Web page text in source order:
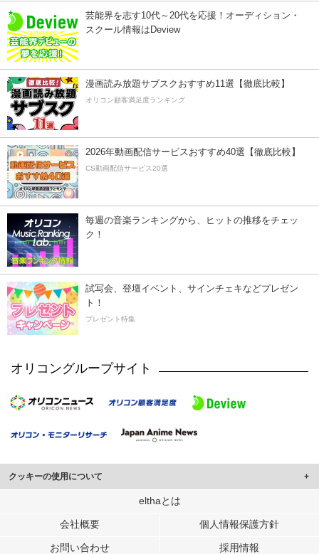
芸能界を志す10代～20代を応援！オーディション・
スクール情報はDeview
漫画読み放題サブスクおすすめ11選【徹底比較】
オリコン顧客満足度ランキング
2026年動画配信サービスおすすめ40選【徹底比較】
CS動画配信サービス20選
毎週の音楽ランキングから、ヒットの推移をチェッ
ク！
試写会、登壇イベント、サインチェキなどプレゼン
ト！
プレゼント特集
オリコングループサイト
クッキーの使用について
このサイトでは Cookie を使用して、ユーザーに合わせたコンテンツや広告の
行っています。
メディアや広告配信、データ解析の各パートナーに提供しています。
elthaとは
会社概要 個人情報保護方針
お問い合わせ 採用情報